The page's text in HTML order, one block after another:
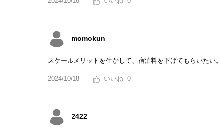
momokun
スケールメリットを生かして、宿泊料を下げてもらいたい。
2024/10/18 0
2422